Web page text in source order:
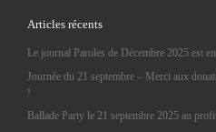
Articles récents
Le journal Paroles de Décembre 2025 est
Journée du 21 septembre – Merci aux
!
Ballade Party le 21 septembre 2025 au